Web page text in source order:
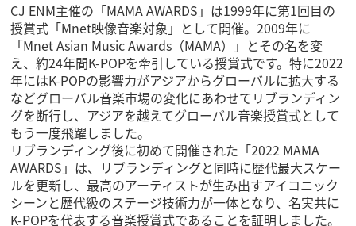
CJ ENM主催の「MAMA AWARDS」は1999年に第1回目の
授賞式「Mnet映像音楽対象」として開催。2009年に
「Mnet Asian Music Awards（MAMA）」とその名を変
え、約24年間K-POPを牽引している授賞式です。特に2022
年にはK-POPの影響力がアジアからグローバルに拡大する
などグローバル音楽市場の変化にあわせてリブランディン
グを断行し、アジアを越えてグローバル音楽授賞式として
もう一度飛躍しました。
リブランディング後に初めて開催された「2022 MAMA
AWARDS」は、リブランディングと同時に歴代最大スケー
ルを更新し、最高のアーティストが生み出すアイコニック
シーンと歴代級のステージ技術力が一体となり、名実共に
K-POPを代表する音楽授賞式であることを証明しました。